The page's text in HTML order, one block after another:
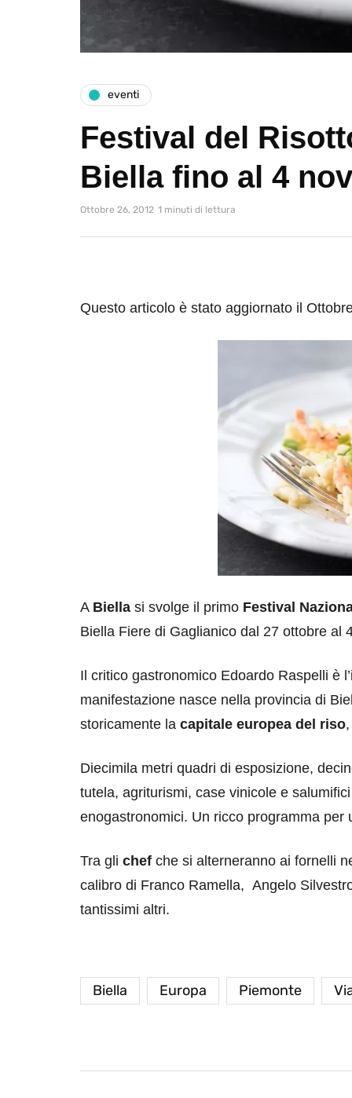
eventi
Festival del
Biella fino al 4
Ottobre 26, 2012 1 minuti di lettura
Questo articolo è stato aggiornato il
A Biella si svolge il primo Festival
Biella Fiere di Gaglianico dal 27 ottobre al
Il critico gastronomico Edoardo Raspelli è
manifestazione nasce nella provincia di
storicamente la capitale europea del riso
Diecimila metri quadri di esposizione,
tutela, agriturismi, case vinicole e
enogastronomici. Un ricco programma
Tra gli chef che si alterneranno ai fornelli
calibro di Franco Ramella, Angelo
tantissimi altri.
Biella Europa Piemonte